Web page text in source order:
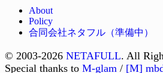
About
Policy
合同会社ネタフル（準備中）
© 2003-2026 NETAFULL. All
Special thanks to M-glam / [M]